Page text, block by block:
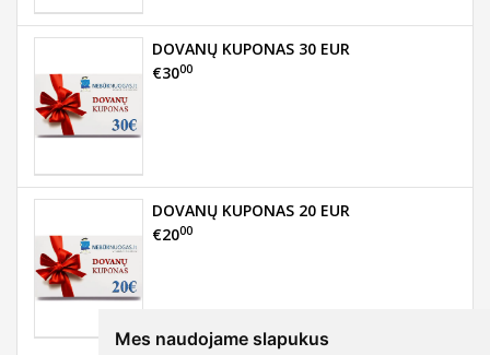
Mes naudojame slapukus
DOVANŲ KUPONAS 30 EUR
€3000
DOVANŲ KUPONAS 20 EUR
€2000